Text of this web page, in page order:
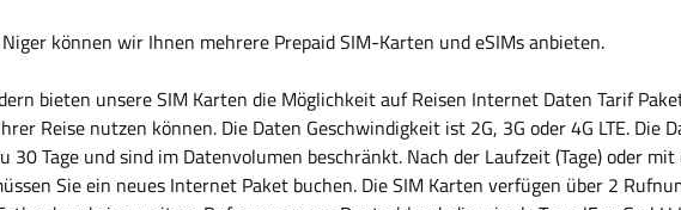
können wir Ihnen mehrere Prepaid SIM-Karten und eSIMs anbieten.
bieten unsere SIM Karten die Möglichkeit auf Reisen Internet Daten Tarif
Reise nutzen können. Die Daten Geschwindigkeit ist 2G, 3G oder 4G LTE. Die
30 Tage und sind im Datenvolumen beschränkt. Nach der Laufzeit (Tage) oder
Sie ein neues Internet Paket buchen. Die SIM Karten verfügen über 2